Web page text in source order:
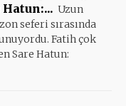
Uzun
seferi sırasında
Fatih çok
Sare Hatun: